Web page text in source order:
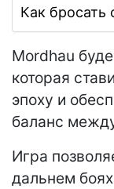
Как бросать
Mordhau
которая
эпоху и
баланс
Игра
дальнем